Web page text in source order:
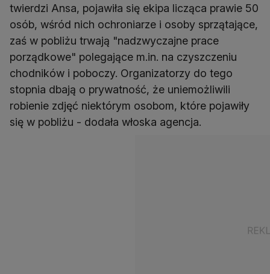
twierdzi Ansa, pojawiła się ekipa licząca prawie 50
osób, wśród nich ochroniarze i osoby sprzątające,
zaś w pobliżu trwają "nadzwyczajne prace
porządkowe" polegające m.in. na czyszczeniu
chodników i poboczy. Organizatorzy do tego
stopnia dbają o prywatność, że uniemożliwili
robienie zdjęć niektórym osobom, które pojawiły
się w pobliżu - dodała włoska agencja.